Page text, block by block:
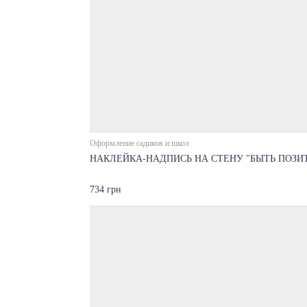
Оформление садиков и школ
НАКЛЕЙКА-НАДПИСЬ НА СТЕНУ "БЫТЬ
734 грн